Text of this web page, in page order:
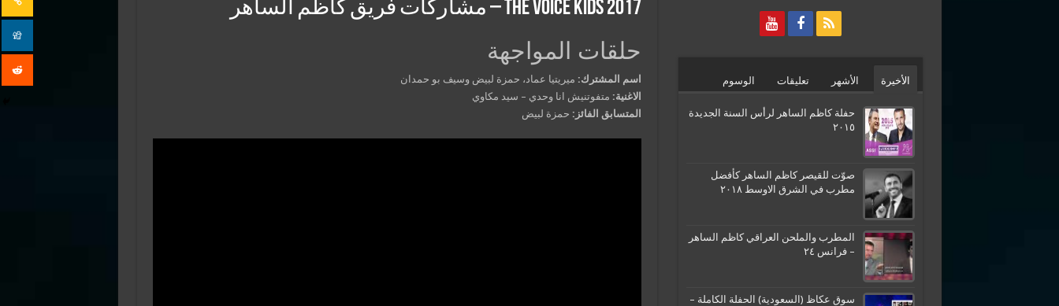
The Voice Kids 2017 – مشاركات فريق كاظم الساهر
حلقات المواجهة
اسم المشترك: ميريتيا عماد، حمزة لبيض وسيف بو حمدان
الاغنية: متفوتنيش انا وحدي – سيد مكاوي
المتسابق الفائز: حمزة لبيض
الأخيرة الأشهر تعليقات الوسوم
حفلة كاظم الساهر لرأس السنة الجديدة
٢٠١٥
صوّت للقيصر كاظم الساهر كأفضل
مطرب في الشرق الاوسط ٢٠١٨
المطرب والملحن العراقي كاظم الساهر
– فرانس ٢٤
سوق عكاظ (السعودية) الحفلة الكاملة –